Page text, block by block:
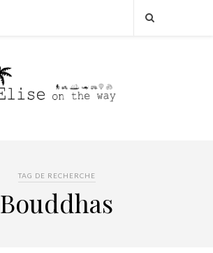
TAG DE RECHERCHE
Bouddhas